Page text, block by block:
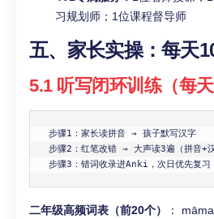
习规划师；1位课程督导师
五、家长实操：每天
5.1 听写闭环训练（每天
步骤1：家长读拼音 → 孩子默写汉字
步骤2：红笔改错 → 大声读3遍（拼音+汉
步骤3：错词收录进Anki，次日优先复习
二年级高频词表（前20个）
：